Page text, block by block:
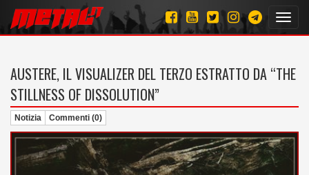
AUSTERE, IL VISUALIZER DEL TERZO ESTRATTO DA “THE
STILLNESS OF DISSOLUTION”
Notizia Commenti (0)